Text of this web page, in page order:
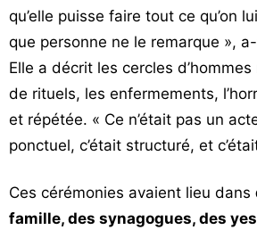
qu’elle puisse faire tout ce qu’on
que personne ne le remarque »,
Elle a décrit les cercles
de rituels, les enfermements,
et répétée. « Ce n’était pas un
ponctuel, c’était structuré, et
Ces cérémonies avaient lieu dans
famille, des synagogues, des